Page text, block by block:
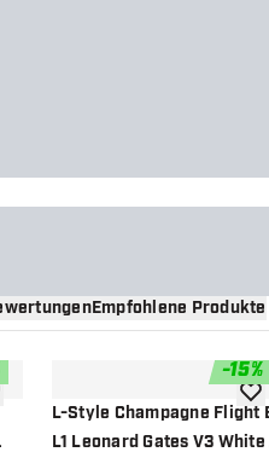
Empfohlene Produkte
Wunschliste hinzufügen
-15%
L-Style Champagne Flight
L1 Leonard Gates V3
Zur